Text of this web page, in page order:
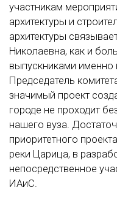
участникам
архитектуры и
архитектуры
Николаевна, как и
выпускниками именно
Председатель
значимый проект
городе не проходит
нашего вуза.
приоритетного
реки Царица, в
непосредственное
ИАиС.